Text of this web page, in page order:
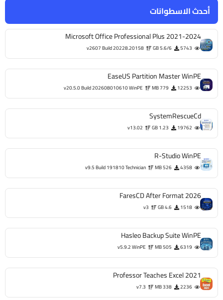
أحدث الاسطوانات
Microsoft Office Professional Plus 2021-2024
5743
5.6/6 GB
v2607 Build 20228.20158
EaseUS Partition Master WinPE
12253
779 MB
v20.5.0 Build 202608010610 WinPE
SystemRescueCd
19762
1.23 GB
v13.02
R-Studio WinPE
4358
526 MB
v9.5 Build 191810 Technician
FaresCD After Format 2026
1518
4.6 GB
v3
Hasleo Backup Suite WinPE
6319
505 MB
v5.9.2 WinPE
Professor Teaches Excel 2021
2236
338 MB
v7.3